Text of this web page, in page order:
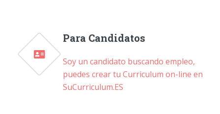
Para Candidatos
Soy un candidato buscando empleo,
puedes crear tu Curriculum on-line en
SuCurriculum.ES